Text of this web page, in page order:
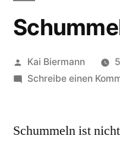
Veröffentlicht
von
Kai Biermann
Schreibe einen
Schummeln ist